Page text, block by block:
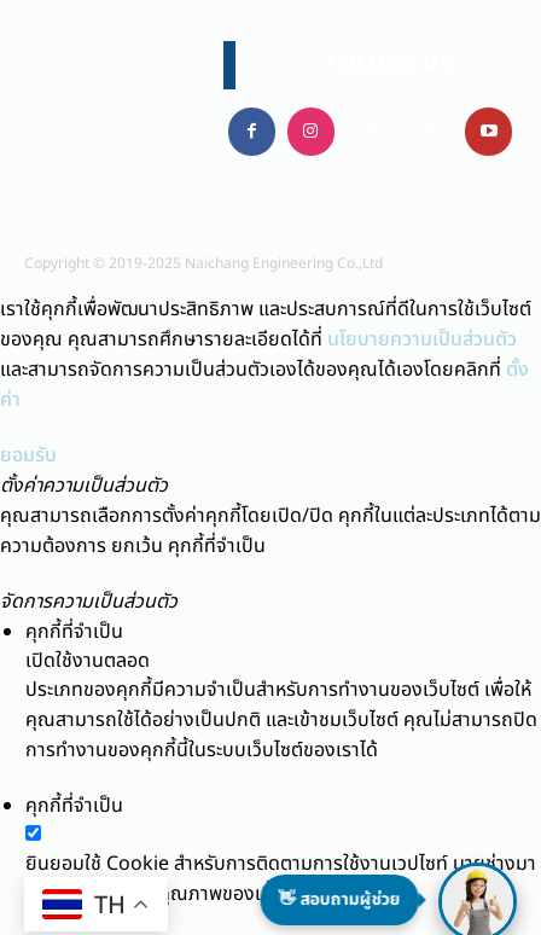
Copyright © 2019-2025 Naichang Engineering Co.,Ltd
TH
เราใช้คุกกี้เพื่อพัฒนาประสิทธิภาพ และประสบการณ์ที่ดีในการใช้เว็บไซต์
ของคุณ คุณสามารถศึกษารายละเอียดได้ที่ นโยบายความเป็นส่วนตัว
และสามารถจัดการความเป็นส่วนตัวเองได้ของคุณได้เองโดยคลิกที่ ตั้ง
ค่า
ยอมรับ
ตั้งค่าความเป็นส่วนตัว
คุณสามารถเลือกการตั้งค่าคุกกี้โดยเปิด/ปิด คุกกี้ในแต่ละประเภทได้ตาม
ความต้องการ ยกเว้น คุกกี้ที่จำเป็น
จัดการความเป็นส่วนตัว
คุกกี้ที่จำเป็น
เปิดใช้งานตลอด
ประเภทของคุกกี้มีความจำเป็นสำหรับการทำงานของเว็บไซต์ เพื่อให้
คุณสามารถใช้ได้อย่างเป็นปกติ และเข้าชมเว็บไซต์ คุณไม่สามารถปิด
การทำงานของคุกกี้นี้ในระบบเว็บไซต์ของเราได้
คุกกี้ที่จำเป็น
ยินยอมใช้ Cookie สำหรับการติดตามการใช้งานเวปไซท์ นายช่างมา
แชร์ เพื่อปรับปรุงคุณภาพของเนื้อหาและบริการ
👋 สอบถามผู้ช่วย